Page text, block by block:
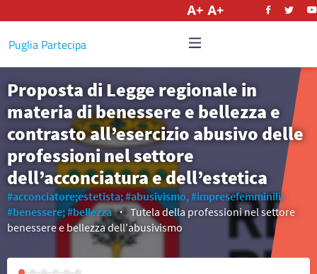
Puglia Partecipa
Proposta di Legge regionale in
materia di benessere e bellezza e
contrasto all’esercizio abusivo delle
professioni nel settore
dell’acconciatura e dell’estetica
#acconciatore;estetista;#abusivismo,#impresefemminili;
#benessere;#bellezza
Tutela della professioni nel settore
benessere e bellezza dell'abusivismo